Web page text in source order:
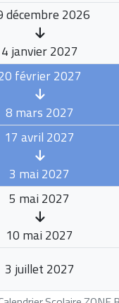
décembre 2026
4 janvier 2027
février 2027
8 mars 2027
17 avril 2027
3 mai 2027
5 mai 2027
10 mai 2027
3 juillet 2027